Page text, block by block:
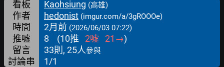
看板 Kaohsiung (高雄)
作者 hedonist (imgur.com/a/3gROOOe)
時間 2月前 (2026/06/03 07:22)
推噓 8 (10推 2噓 21 →)
留言
33則, 25人參與
討論串 1/1